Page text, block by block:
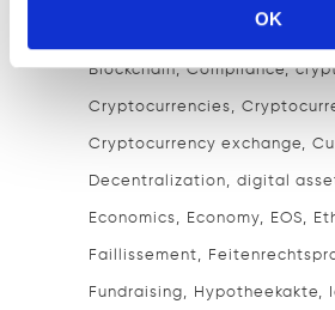
OK
Blockchain Compliance
Cryptocurrencies
Cryptocurrency exchange
Decentralization digital
Economics Economy EOS
Faillissement
Fundraising Hypotheekakte